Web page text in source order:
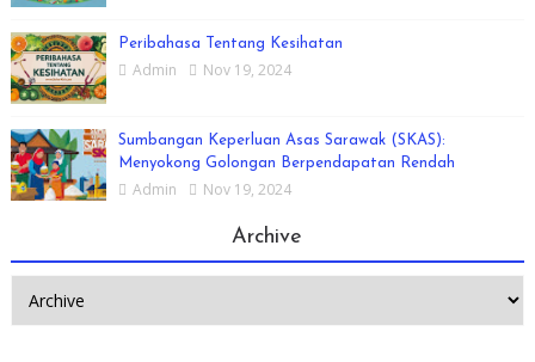
Peribahasa Tentang Kesihatan
Admin Nov 19, 2024
Sumbangan Keperluan Asas Sarawak (SKAS):
Menyokong Golongan Berpendapatan Rendah
Admin Nov 19, 2024
Archive